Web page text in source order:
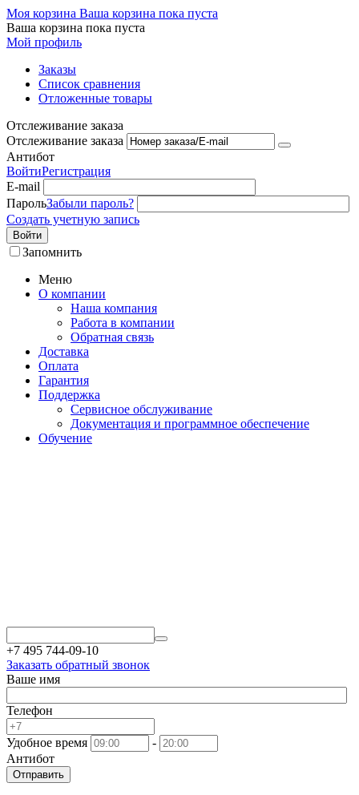
Моя корзина Ваша корзина пока пуста
Ваша корзина пока пуста
Мой профиль
Заказы
Список сравнения
Отложенные товары
Отслеживание заказа
Отслеживание заказа
Антибот
ВойтиРегистрация
E-mail
ПарольЗабыли пароль?
Создать учетную запись
Войти
Запомнить
Меню
О компании
Наша компания
Работа в компании
Обратная связь
Доставка
Оплата
Гарантия
Поддержка
Сервисное обслуживание
Документация и программное обеспечение
Обучение
+7 495 744-09-10
Заказать обратный звонок
Ваше имя
Телефон
Удобное время
-
Антибот
Отправить